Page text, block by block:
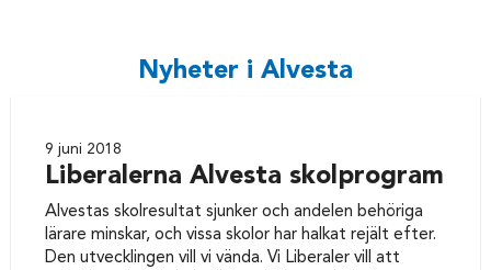
Nyheter i Alvesta
9 juni 2018
Liberalerna Alvesta skolprogram
Alvestas skolresultat sjunker och andelen behöriga
lärare minskar, och vissa skolor har halkat rejält efter.
Den utvecklingen vill vi vända. Vi Liberaler vill att